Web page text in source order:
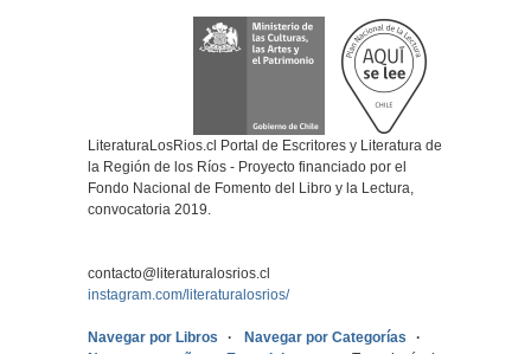
LiteraturaLosRios.cl Portal de Escritores y Literatura de
la Región de los Ríos - Proyecto financiado por el
Fondo Nacional de Fomento del Libro y la Lectura,
convocatoria 2019.
contacto@literaturalosrios.cl
instagram.com/literaturalosrios/
Navegar por Libros
Navegar por Categorías